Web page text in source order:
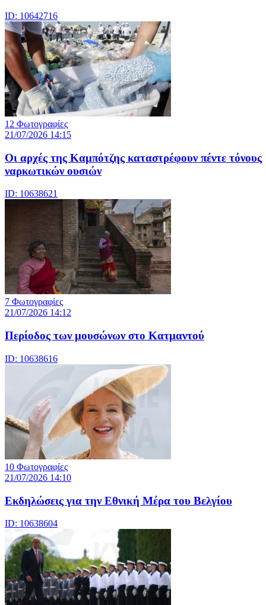
ID: 10642716
12 Φωτογραφίες
21/07/2026 14:15
Οι αρχές της Καμπότζης καταστρέφουν πέντε τόνους
ναρκωτικών ουσιών
ID: 10638621
7 Φωτογραφίες
21/07/2026 14:12
Περίοδος των μουσώνων στο Κατμαντού
ID: 10638616
10 Φωτογραφίες
21/07/2026 14:10
Eκδηλώσεις για την Εθνική Μέρα του Βελγίου
ID: 10638604